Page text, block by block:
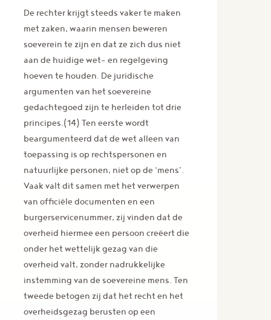
De rechter krijgt steeds vaker te maken
met zaken, waarin mensen beweren
soeverein te zijn en dat ze zich dus niet
aan de huidige wet- en regelgeving
hoeven te houden. De juridische
argumenten van het soevereine
gedachtegoed zijn te herleiden tot drie
principes.(14) Ten eerste wordt
beargumenteerd dat de wet alleen van
toepassing is op rechtspersonen en
natuurlijke personen, niet op de ‘mens’.
Vaak valt dit samen met het verwerpen
van officiële documenten en een
burgerservicenummer, zij vinden dat de
overheid hiermee een persoon creëert die
onder het wettelijk gezag van die
overheid valt, zonder nadrukkelijke
instemming van de soevereine mens. Ten
tweede betogen zij dat het recht en het
overheidsgezag berusten op een